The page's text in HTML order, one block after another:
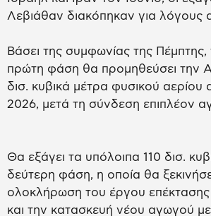
Λεβιάθαν διακόπηκαν για λόγους
Βάσει της συμφωνίας της
πρώτη φάση θα προμηθεύσει την
δισ. κυβικά μέτρα φυσικού αερίου
2026, μετά τη σύνδεση επιπλέον
Θα εξάγει τα υπόλοιπα 110 δισ.
δεύτερη φάση, η οποία θα
ολοκλήρωση του έργου
και την κατασκευή νέου αγωγού